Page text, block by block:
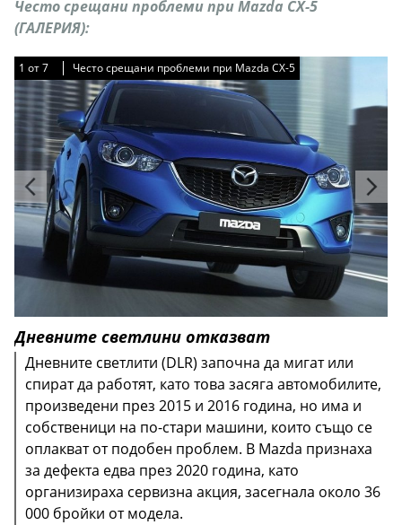
Често срещани проблеми при Mazda CX-5
(ГАЛЕРИЯ):
1 от7 Често срещани проблеми при Mazda CX-5
Дневните светлини отказват
Дневните светлити (DLR) започна да мигат или
спират да работят, като това засяга автомобилите,
произведени през 2015 и 2016 година, но има и
собственици на по-стари машини, които също се
оплакват от подобен проблем. В Mazda признаха
за дефекта едва през 2020 година, като
организираха сервизна акция, засегнала около 36
000 бройки от модела.
1 от7 Често срещани проблеми при Mazda CX-5
1 от7 Често срещани проблеми при Mazda CX-5
1 от7 Често срещани проблеми при Mazda CX-5
1 от7 Често срещани проблеми при Mazda CX-5
1 от7 Често срещани проблеми при Mazda CX-5
1 от7 Често срещани проблеми при Mazda CX-5